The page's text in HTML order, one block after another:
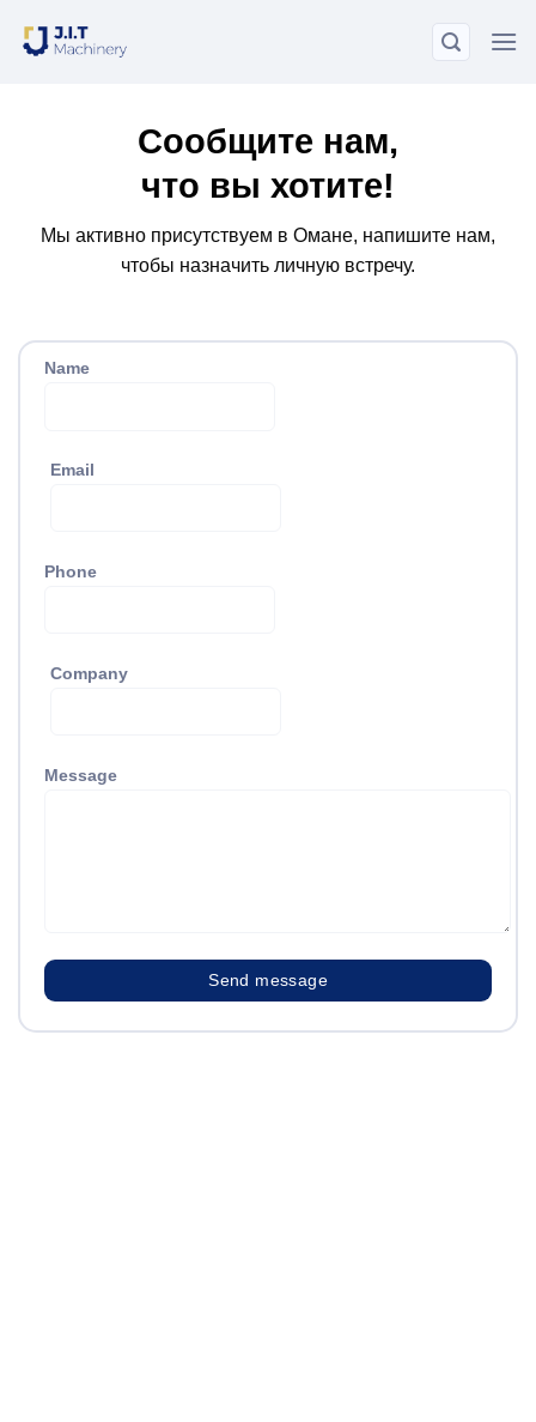
Сообщите нам,
что вы хотите!
Мы активно присутствуем в Омане, напишите нам,
чтобы назначить личную встречу.
Name
Email
Phone
Company
Message